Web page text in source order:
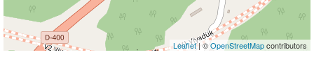
Leaflet| ©OpenStreetMapcontributors